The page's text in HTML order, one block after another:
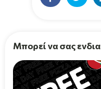
Μπορεί να σας